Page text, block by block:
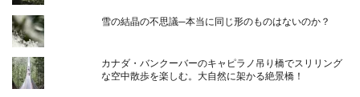
雪の結晶の不思議─本当に同じ形のものはないのか？
カナダ・バンクーバーのキャピラノ吊り橋でスリリング
な空中散歩を楽しむ。大自然に架かる絶景橋！